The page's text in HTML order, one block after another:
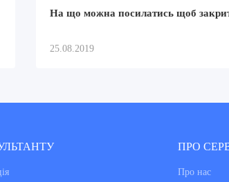
На що можна посилатись щоб
25.08.2019
ПРО
Про нас